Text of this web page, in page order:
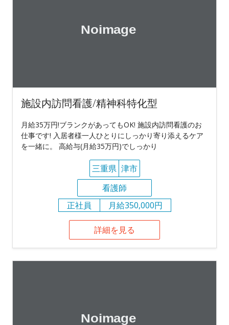
施設内訪問看護/精神科特化型
月給35万円!ブランクがあってもOK! 施設内訪問看護のお
仕事です! 入居者様一人ひとりにしっかり寄り添えるケア
を一緒に。 高給与(月給35万円)でしっかり
三重県 津市
看護師
正社員
月給350,000円
詳細を見る